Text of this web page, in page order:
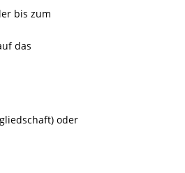
bis zum
das
oder